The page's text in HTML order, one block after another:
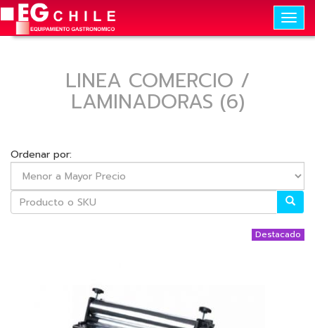
LINEA COMERCIO /
LAMINADORAS (6)
Ordenar por:
Destacado